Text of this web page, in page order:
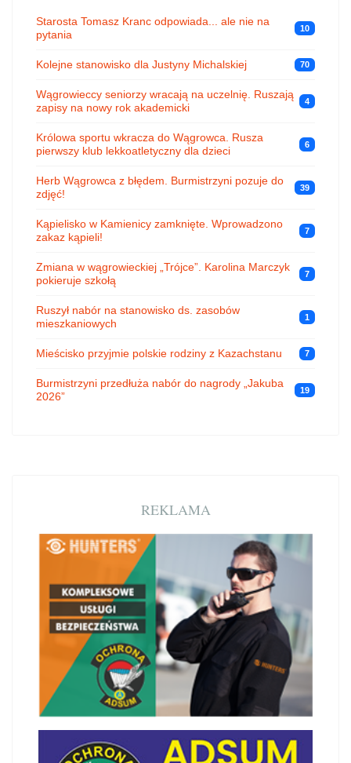
Starosta Tomasz Kranc odpowiada... ale nie na
pytania
10
Kolejne stanowisko dla Justyny Michalskiej 70
Wągrowieccy seniorzy wracają na uczelnię. Ruszają
zapisy na nowy rok akademicki
4
Królowa sportu wkracza do Wągrowca. Rusza
pierwszy klub lekkoatletyczny dla dzieci
6
Herb Wągrowca z błędem. Burmistrzyni pozuje do
zdjęć!
39
Kąpielisko w Kamienicy zamknięte. Wprowadzono
zakaz kąpieli!
7
Zmiana w wągrowieckiej „Trójce”. Karolina Marczyk
pokieruje szkołą
7
Ruszył nabór na stanowisko ds. zasobów
mieszkaniowych
1
Mieścisko przyjmie polskie rodziny z Kazachstanu 7
Burmistrzyni przedłuża nabór do nagrody „Jakuba
2026”
19
REKLAMA